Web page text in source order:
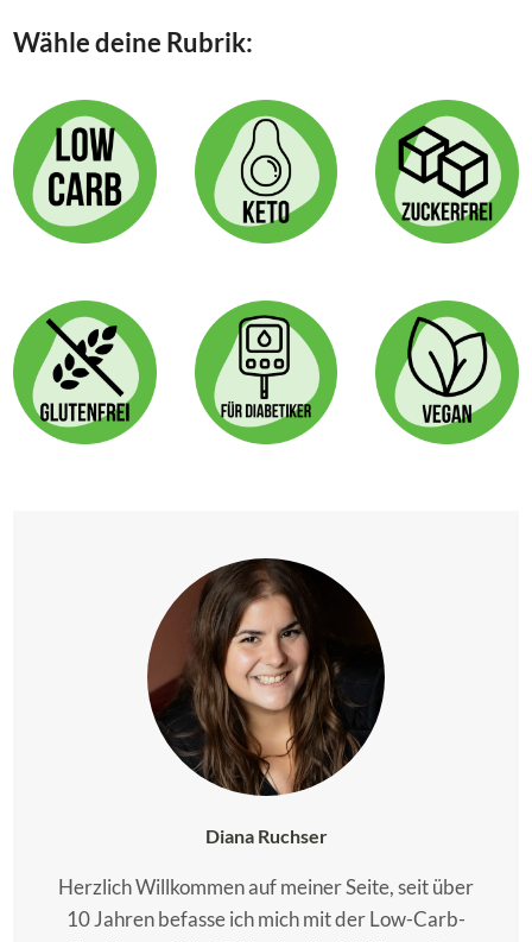
Wähle deine Rubrik:
Diana Ruchser
Herzlich Willkommen auf meiner Seite, seit über
10 Jahren befasse ich mich mit der Low-Carb-